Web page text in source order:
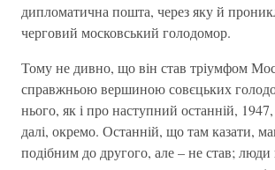
дипломатична пошта, через яку й
черговий московський голодомор.
Тому не дивно, що він став тріумфом
справжньою вершиною совєцьких
нього, як і про наступний останній,
далі, окремо. Останній, що там казати,
подібним до другого, але – не став;